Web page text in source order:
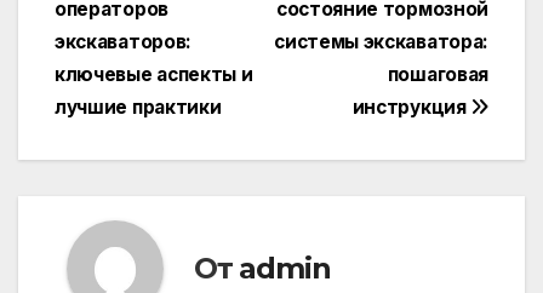
по
записям
состояние тормозной
системы экскаватора:
пошаговая
инструкция
операторов
экскаваторов:
ключевые аспекты и
лучшие практики
От admin